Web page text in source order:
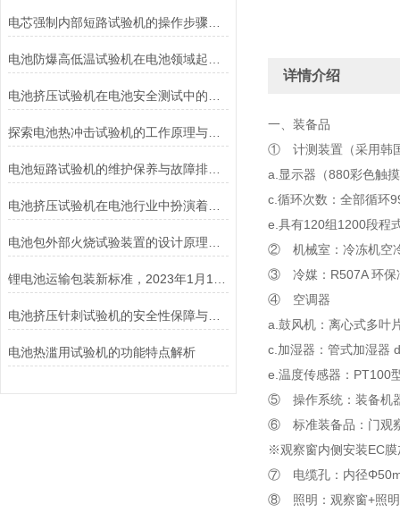
探索电池热冲击试验机的工作原理与应用
电池短路试验机的维护保养与故障排除技巧分享
电池挤压针刺试验机的安全性保障与风险控制介绍
电池热滥用试验机的功能特点解析
详情介绍
一、装备品
① 计测装置（采用韩
a.显示器（880彩色触
c.循环次数：全部循环
e.具有120组1200段程
② 机械室：冷冻机空
③ 冷媒：R507A 环保
④ 空调器
a.鼓风机：离心式多叶
c.加湿器：管式加湿器
e.温度传感器：PT100
⑤ 操作系统：装备机
⑥ 标准装备品：门观
※观察窗内侧安装EC膜
⑦ 电缆孔：内径
⑧ 照明：观察窗+照明